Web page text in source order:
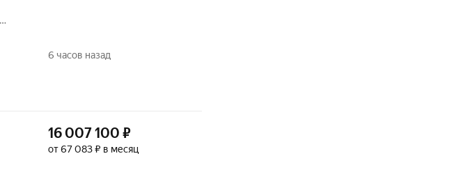
6 часов назад
16 007 100 ₽
от 67 083 ₽ в месяц